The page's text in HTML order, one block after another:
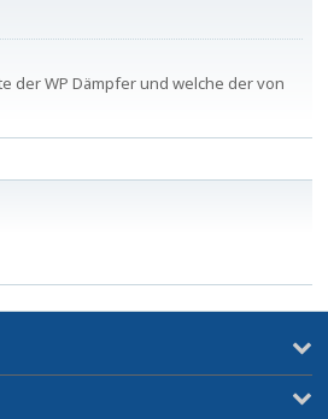
der WP Dämpfer und welche der von